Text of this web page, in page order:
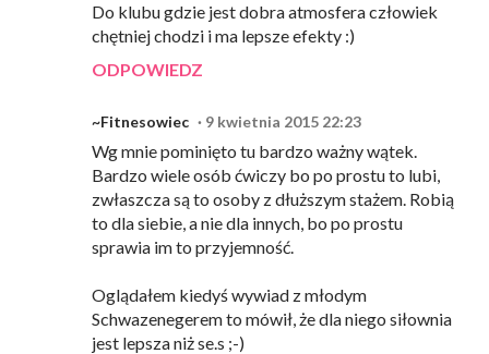
Do klubu gdzie jest dobra atmosfera człowiek
chętniej chodzi i ma lepsze efekty :)
ODPOWIEDZ
~Fitnesowiec 9 kwietnia 2015 22:23
Wg mnie pominięto tu bardzo ważny wątek.
Bardzo wiele osób ćwiczy bo po prostu to lubi,
zwłaszcza są to osoby z dłuższym stażem. Robią
to dla siebie, a nie dla innych, bo po prostu
sprawia im to przyjemność.
Oglądałem kiedyś wywiad z młodym
Schwazenegerem to mówił, że dla niego siłownia
jest lepsza niż se.s ;-)